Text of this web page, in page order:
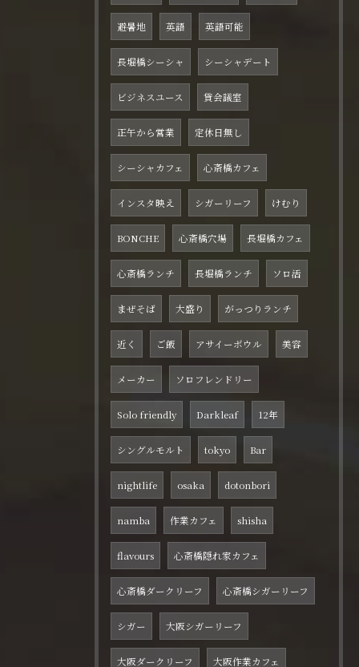
避暑地 英語 英語可能
長堀橋シーシャ シーシャデート
ビジネスユース 貸会議室
正午から営業 定休日無し
シーシャカフェ 心斎橋カフェ
インスタ映え シガーリーフ けむり
BONCHE 心斎橋穴場 長堀橋カフェ
心斎橋ランチ 長堀橋ランチ ソロ活
まぜそば 大盛り がっつりランチ
近く ご飯 アサイーボウル 美容
メーカー ソロフレンドリー
Solo friendly Darkleaf 12年
シングルモルト tokyo Bar
nightlife osaka dotonbori
namba 作業カフェ shisha
flavours 心斎橋隠れ家カフェ
心斎橋ダークリーフ 心斎橋シガーリーフ
シガー 大阪シガーリーフ
大阪ダークリーフ 大阪作業カフェ